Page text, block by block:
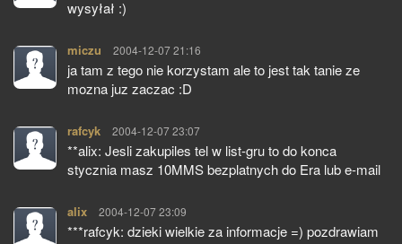
wysyłał :)
miczu pisze:
2004-12-07 21:16
ja tam z tego nie korzystam ale to jest tak tanie ze
mozna juz zaczac :D
rafcyk pisze:
2004-12-07 23:07
**alix: Jesli zakupiles tel w list-gru to do konca
stycznia masz 10MMS bezplatnych do Era lub e-mail
alix pisze:
2004-12-07 23:09
***rafcyk: dzieki wielkie za informacje =) pozdrawiam